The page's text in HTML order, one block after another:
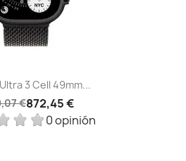
3 Cell 49mm...
€872,45 €
0 opinión